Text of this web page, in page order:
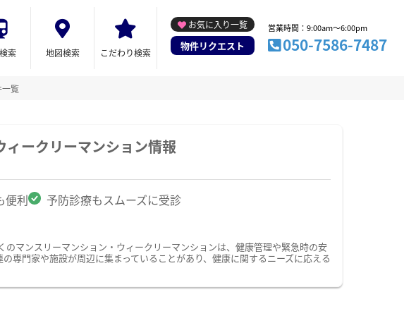
索 地図検索 こだわり検索
お気に入り一覧
物件リクエスト
営業時間：9:00am～6:00pm
050-7586-7487
一覧
ークリーマンション情報
便利 予防診療もスムーズに受診
マンスリーマンション・ウィークリーマンションは、健康管理や緊急時の安
専門家や施設が周辺に集まっていることがあり、健康に関するニーズに応える